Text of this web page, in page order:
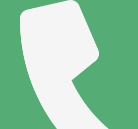
Inhalt
springen